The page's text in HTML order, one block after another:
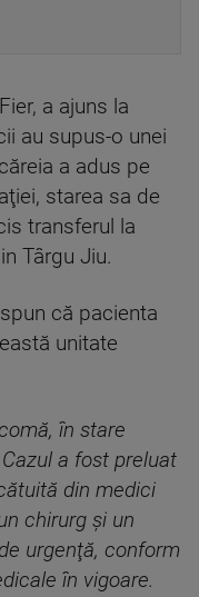
a ajuns la
au supus-o unei
a adus pe
starea sa de
transferul la
Târgu Jiu.
că pacienta
unitate
în stare
a fost preluat
din medici
chirurg şi un
urgenţă, conform
în vigoare.